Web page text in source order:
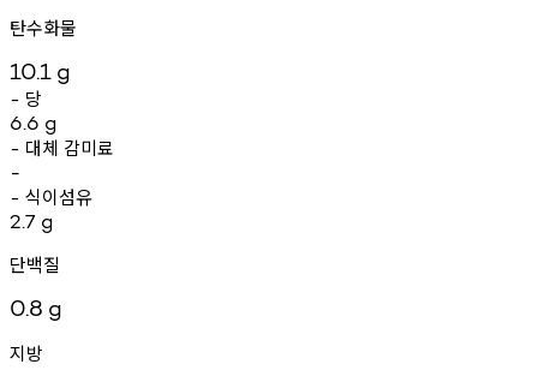
탄수화물
10.1 g
- 당
6.6 g
- 대체 감미료
-
- 식이섬유
2.7 g
단백질
0.8 g
지방